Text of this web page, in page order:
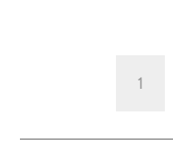
Auxiliar
2